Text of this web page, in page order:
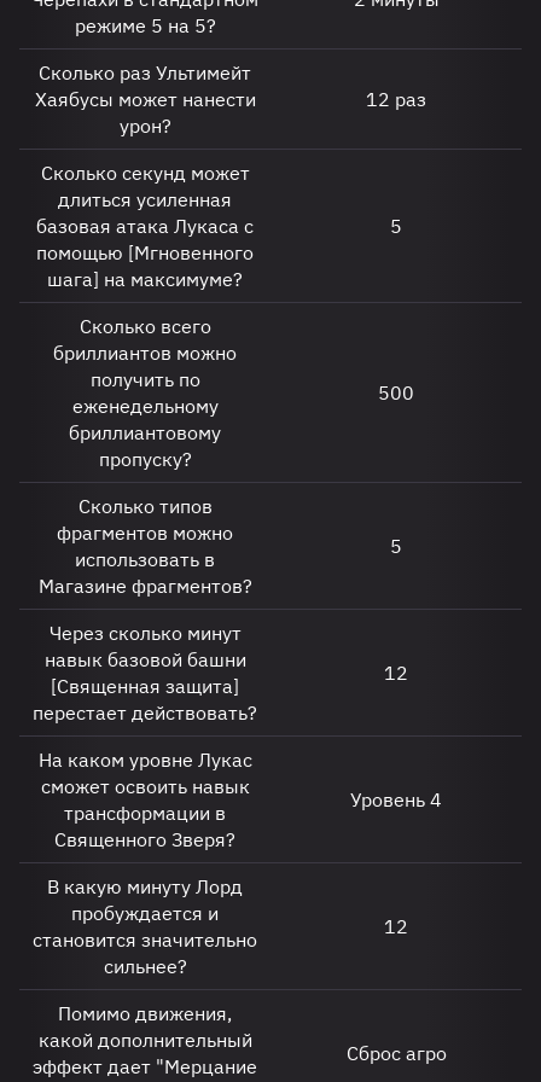
режиме 5 на 5?
Сколько раз Ультимейт
Хаябусы может нанести
урон?
12 раз
Сколько секунд может
длиться усиленная
базовая атака Лукаса с
помощью [Мгновенного
шага] на максимуме?
5
Сколько всего
бриллиантов можно
получить по
еженедельному
бриллиантовому
пропуску?
500
Сколько типов
фрагментов можно
использовать в
Магазине фрагментов?
5
Через сколько минут
навык базовой башни
[Священная защита]
перестает действовать?
12
На каком уровне Лукас
сможет освоить навык
трансформации в
Священного Зверя?
Уровень 4
В какую минуту Лорд
пробуждается и
становится значительно
сильнее?
12
Помимо движения,
какой дополнительный
эффект дает "Мерцание
Сброс агро